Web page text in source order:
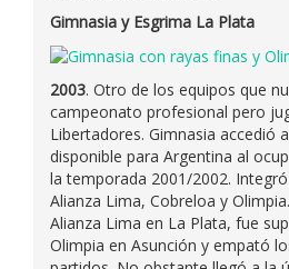
Gimnasia y Esgrima La Plata
2003. Otro de los equipos que
campeonato profesional pero
Libertadores. Gimnasia accedió
disponible para Argentina al
la temporada 2001/2002.
Alianza Lima, Cobreloa y
Alianza Lima en La Plata, fue
Olimpia en Asunción y empató